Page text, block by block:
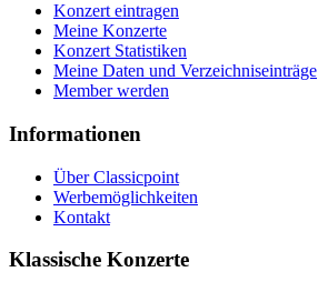
Konzert eintragen
Meine Konzerte
Konzert Statistiken
Meine Daten und Verzeichniseinträge
Member werden
Informationen
Über Classicpoint
Werbemöglichkeiten
Kontakt
Klassische Konzerte